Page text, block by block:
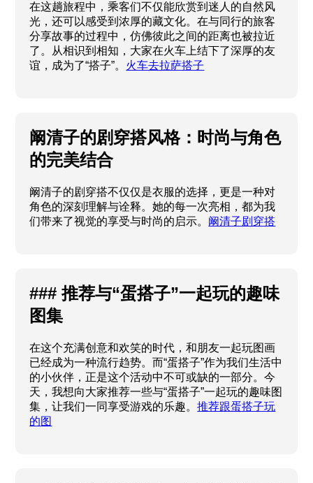
在这趟旅程中，乘客们不仅能欣赏到迷人的自然风
光，还可以感受到浓厚的藏文化。在与同行的旅客
分享故事的过程中，仿佛彼此之间的距离也被拉近
了。从相识到相知，大家在火车上结下了深厚的友
谊，成为了“搭子”。 火车去拉萨搭子
阚清子的剧穿搭风格：时尚与角色
的完美结合
阚清子的剧穿搭不仅仅是衣服的选择，更是一种对
角色的深刻理解与诠释。她的每一次亮相，都为我
们带来了视觉的享受与时尚的启示。 阚清子剧穿搭
### 推荐与“蛋搭子”一起玩的趣味
图集
在这个充满创意和欢笑的时代，和朋友一起玩图画
已经成为一种流行趋势。而“蛋搭子”作为我们生活中
的小伙伴，正是这个活动中不可或缺的一部分。今
天，我想向大家推荐一些与“蛋搭子”一起玩的趣味图
集，让我们一同享受游戏的乐趣。推荐跟蛋搭子玩
的图